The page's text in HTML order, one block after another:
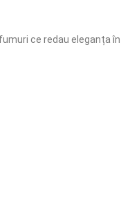
ce redau eleganța în